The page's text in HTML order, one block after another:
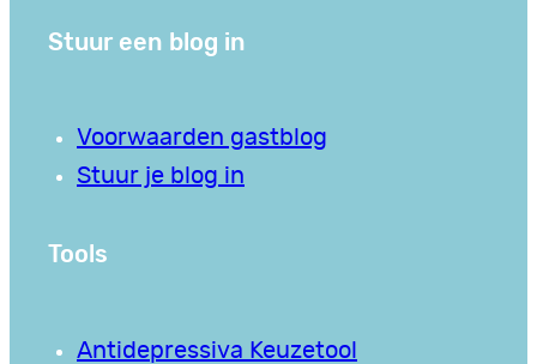
Stuur een blog in
Voorwaarden gastblog
Stuur je blog in
Tools
Antidepressiva Keuzetool